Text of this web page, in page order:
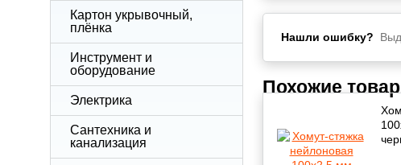
Картон укрывочный,
плёнка
Инструмент и
оборудование
Электрика
Сантехника и
канализация
Нашли ошибку?
Похожие